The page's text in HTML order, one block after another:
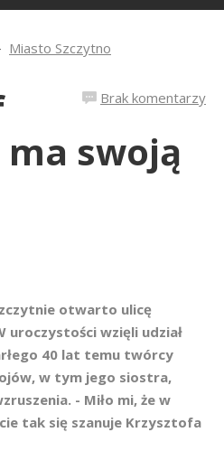
Miasto Szczytno
Brak komentarzy
ma swoją
otwarto ulicę
uroczystości wzięli udział
40 lat temu twórcy
w tym jego siostra,
- Miło mi, że w
tak się szanuje Krzysztofa